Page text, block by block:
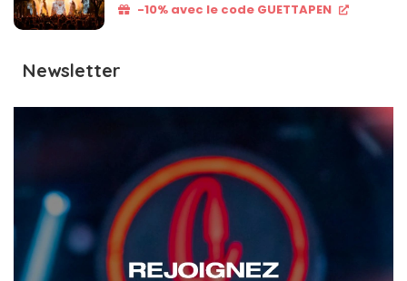
-10% avec le code GUETTAPEN
Newsletter